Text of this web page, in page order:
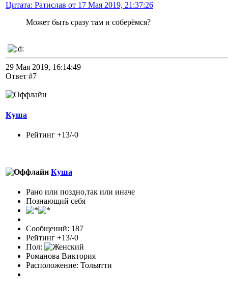
Цитата: Ратислав от 17 Мая 2019, 21:37:26
Может быть сразу там и соберёмся?
29 Мая 2019, 16:14:49
Ответ #7
Куша
Рейтинг +13/-0
Куша
Рано или поздно,так или иначе
Познающий себя
Сообщений: 187
Рейтинг +13/-0
Пол:
Романова Виктория
Расположение: Тольятти